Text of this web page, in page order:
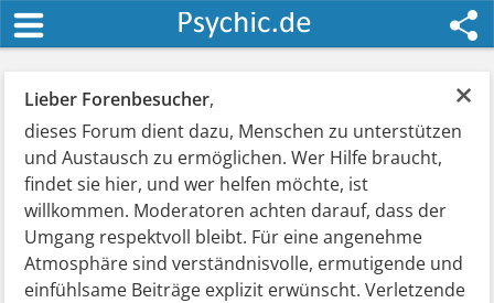
×
Lieber Forenbesucher,
dieses Forum dient dazu, Menschen zu unterstützen
und Austausch zu ermöglichen. Wer Hilfe braucht,
findet sie hier, und wer helfen möchte, ist
willkommen. Moderatoren achten darauf, dass der
Umgang respektvoll bleibt. Für eine angenehme
Atmosphäre sind verständnisvolle, ermutigende und
einfühlsame Beiträge explizit erwünscht. Verletzende